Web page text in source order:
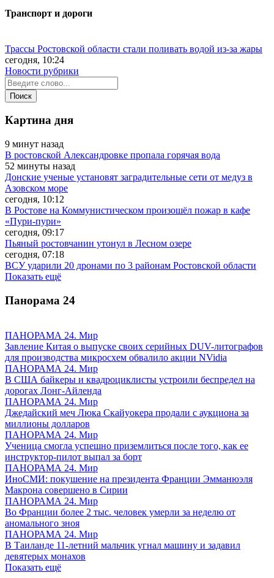
Транспорт и дороги
Трассы Ростовской области стали поливать водой из-за жары
сегодня, 10:24
Новости рубрики
Картина дня
9 минут назад
В ростовской Александровке пропала горячая вода
52 минуты назад
Донские ученые установят заградительные сети от медуз в
Азовском море
сегодня, 10:12
В Ростове на Коммунистическом произошёл пожар в кафе
«Пури-пури»
сегодня, 09:17
Пьяный ростовчанин утонул в Лесном озере
сегодня, 07:18
ВСУ ударили 20 дронами по 3 районам Ростовской области
Показать ещё
Панорама 24
ПАНОРАМА 24. Мир
Завление Китая о выпуске своих серийных DUV-литографов
для производства микросхем обвалило акции NVidia
ПАНОРАМА 24. Мир
В США байкеры и квадроциклисты устроили беспредел на
дорогах Лонг-Айленда
ПАНОРАМА 24. Мир
Джедайский меч Люка Скайуокера продали с аукциона за
миллионы долларов
ПАНОРАМА 24. Мир
Ученица смогла успешно приземлиться после того, как ее
инструктор-пилот выпал за борт
ПАНОРАМА 24. Мир
ИноСМИ: покушение на президента Франции Эмманюэля
Макрона совершено в Сирии
ПАНОРАМА 24. Мир
Во Франции более 2 тыс. человек умерли за неделю от
аномального зноя
ПАНОРАМА 24. Мир
В Таиланде 11-летний мальчик угнал машину и задавил
девятерых монахов
Показать ещё